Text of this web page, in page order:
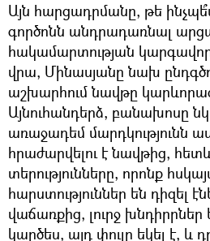
Այն հարցադրմանը, թե
գործոնն անդրադառնալ
հակամարտության
վրա, Մինասյանը նախ
աշխարհում նավթը
Այնուհանդերձ, բանախոսը
առաջադեմ մարդկությունն
հրաժարվելու է նավթից,
տերությունները, որոնք
հարստություններ են դիզել
վաճառքից, լուրջ խնդիրրներ
կարծես, այդ փուլը եկել է,